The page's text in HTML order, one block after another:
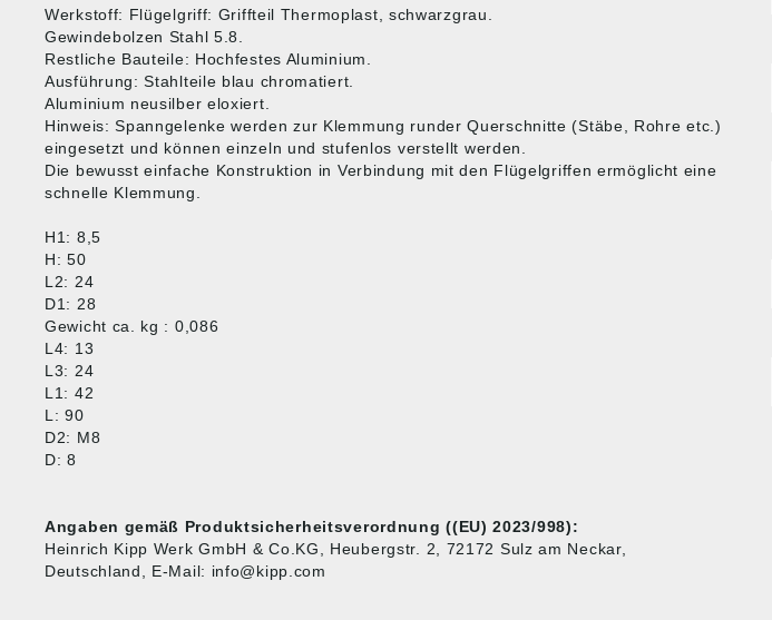
Werkstoff: Flügelgriff: Griffteil Thermoplast, schwarzgrau.
Gewindebolzen Stahl 5.8.
Restliche Bauteile: Hochfestes Aluminium.
Ausführung: Stahlteile blau chromatiert.
Aluminium neusilber eloxiert.
Hinweis: Spanngelenke werden zur Klemmung runder Querschnitte (Stäbe, Rohre etc.)
eingesetzt und können einzeln und stufenlos verstellt werden.
Die bewusst einfache Konstruktion in Verbindung mit den Flügelgriffen ermöglicht eine
schnelle Klemmung.
H1: 8,5
H: 50
L2: 24
D1: 28
Gewicht ca. kg : 0,086
L4: 13
L3: 24
L1: 42
L: 90
D2: M8
D: 8
Angaben gemäß Produktsicherheitsverordnung ((EU) 2023/998):
Heinrich Kipp Werk GmbH & Co.KG, Heubergstr. 2, 72172 Sulz am Neckar,
Deutschland, E-Mail: info@kipp.com